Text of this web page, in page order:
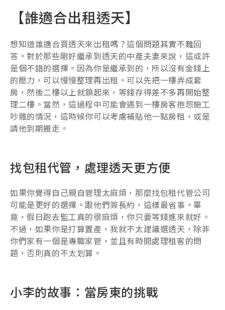
【誰適合出租透天】
想知道誰適合買透天來出租嗎？這個問題其實不難回
答。對於那些剛好繼承到透天的中產夫妻來說，這或許
是個不錯的選擇。因為你是繼承到的，所以沒有金錢上
的壓力，可以慢慢整理再出租。可以先把一樓弄成套
房，然後二樓以上就鎖起來，等錢存得差不多再開始整
理二樓。當然，這過程中可能會遇到一樓房客抱怨施工
吵雜的情況，這時候你可以考慮補貼他一點房租，或是
請他到期搬走。
找包租代管，處理透天更方便
如果你覺得自己親自管理太麻煩，那麼找包租代管公司
可能是更好的選擇。跟他們簽長約，這樣最省事。畢
竟，假日跑去監工真的很麻煩，你只要等錢進來就好。
不過，如果你是打算置產，我就不太建議選透天，除非
你們家有一個是專職家管，並且有時間處理租客的問
題，否則真的不太划算。
小李的故事：當房東的挑戰